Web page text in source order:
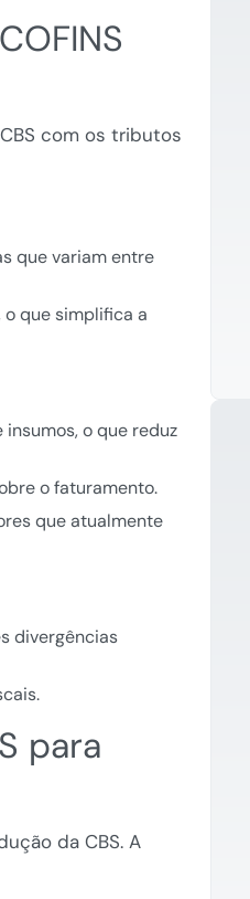
com os tributos
que variam entre
que simplifica a
o que reduz
o faturamento.
que atualmente
divergências
para
da CBS. A